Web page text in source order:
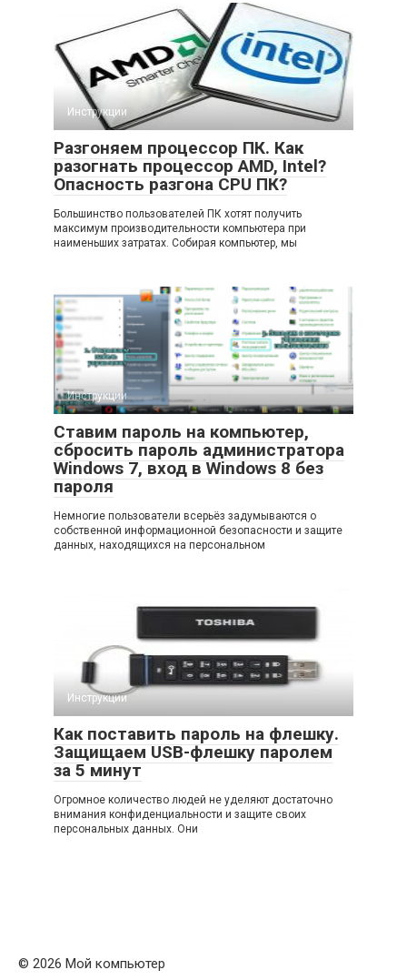
Инструкции
Разгоняем процессор ПК. Как
разогнать процессор AMD, Intel?
Опасность разгона CPU ПК?
Большинство пользователей ПК хотят получить
максимум производительности компьютера при
наименьших затратах. Собирая компьютер, мы
Инструкции
Ставим пароль на компьютер,
сбросить пароль администратора
Windows 7, вход в Windows 8 без
пароля
Немногие пользователи всерьёз задумываются о
собственной информационной безопасности и защите
данных, находящихся на персональном
Инструкции
Как поставить пароль на флешку.
Защищаем USB-флешку паролем
за 5 минут
Огромное количество людей не уделяют достаточно
внимания конфиденциальности и защите своих
персональных данных. Они
© 2026 Мой компьютер